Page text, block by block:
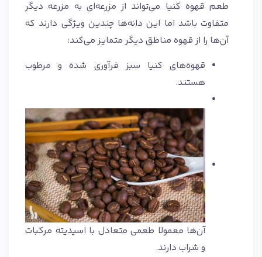
طعم قهوه کنیا می‌تواند از مزرعه‌ای به مزرعه دیگر
متفاوت باشد اما این دانه‌ها چندین ویژگی دارند که
آن‌ها را از قهوه مناطق دیگر متمایز می‌کند:
قهوه‌های کنیا سبز فرآوری شده و مرطوب
هستند.
آن‌ها معمولا طعمی متعادل با اسیدیته مرکبات
و شراب دارند.